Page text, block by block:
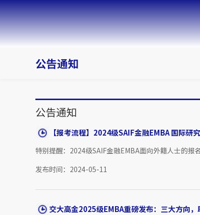
公告通知
公告通知
【报考流程】2024级SAIF金融EMBA 国际研
特别提醒：2024级SAIF金融EMBA面向外籍人士的报
发布时间：2024-05-11
交大高金2025级EMBA重磅发布：三大方向